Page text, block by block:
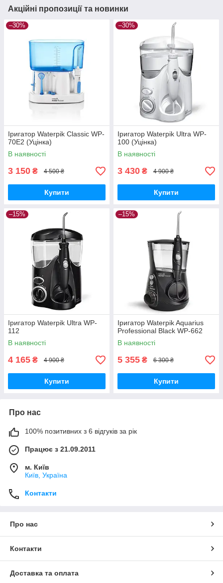
Акційні пропозиції та новинки
–30%
Іригатор Waterpik Classic WP-
70Е2 (Уцінка)
В наявності
3 150 ₴ 4 500 ₴
Купити
–30%
Іригатор Waterpik Ultra WP-
100 (Уцінка)
В наявності
3 430 ₴ 4 900 ₴
Купити
–15%
Іригатор Waterpik Ultra WP-
112
В наявності
4 165 ₴ 4 900 ₴
Купити
–15%
Іригатор Waterpik Aquarius
Professional Black WP-662
В наявності
5 355 ₴ 6 300 ₴
Купити
Про нас
100% позитивних з 6 відгуків за рік
Працює з 21.09.2011
м. Київ
Київ, Україна
Контакти
Про нас
Контакти
Доставка та оплата